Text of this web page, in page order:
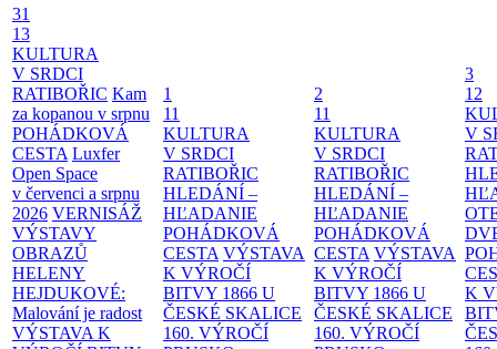
31
13
KULTURA
V SRDCI
RATIBOŘIC Kam
za kopanou v srpnu
POHÁDKOVÁ
CESTA Luxfer
Open Space
v červenci a srpnu
2026 VERNISÁŽ
VÝSTAVY
OBRAZŮ
HELENY
HEJDUKOVÉ:
Malování je radost
VÝSTAVA K
1
11
KULTURA
V SRDCI
RATIBOŘIC
HLEDÁNÍ –
HĽADANIE
POHÁDKOVÁ
CESTA VÝSTAVA
K VÝROČÍ
BITVY 1866 U
ČESKÉ SKALICE
160. VÝROČÍ
2
11
KULTURA
V SRDCI
RATIBOŘIC
HLEDÁNÍ –
HĽADANIE
POHÁDKOVÁ
CESTA VÝSTAVA
K VÝROČÍ
BITVY 1866 U
ČESKÉ SKALICE
160. VÝROČÍ
3
12
V
K